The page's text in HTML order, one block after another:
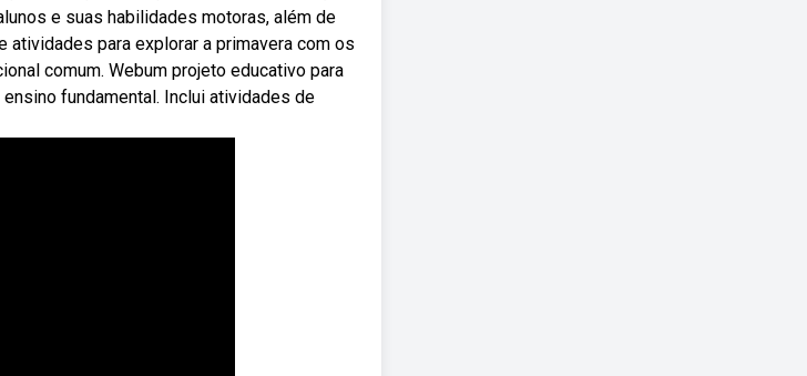
e suas habilidades motoras, além de
atividades para explorar a primavera com os
comum. Webum projeto educativo para
fundamental. Inclui atividades de